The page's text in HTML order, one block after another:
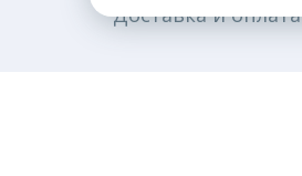
Доставка и оплата